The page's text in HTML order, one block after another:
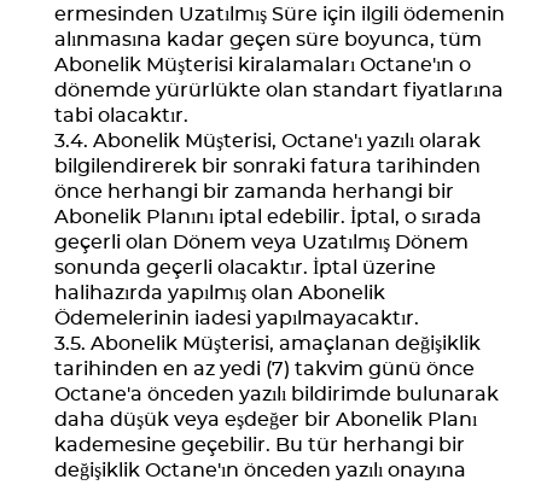
ermesinden Uzatılmış Süre için ilgili ödemenin
alınmasına kadar geçen süre boyunca, tüm
Abonelik Müşterisi kiralamaları Octane'ın o
dönemde yürürlükte olan standart fiyatlarına
tabi olacaktır.
Abonelik Müşterisi, Octane'ı yazılı olarak
bilgilendirerek bir sonraki fatura tarihinden
önce herhangi bir zamanda herhangi bir
Abonelik Planını iptal edebilir. İptal, o sırada
geçerli olan Dönem veya Uzatılmış Dönem
sonunda geçerli olacaktır. İptal üzerine
halihazırda yapılmış olan Abonelik
Ödemelerinin iadesi yapılmayacaktır.
Abonelik Müşterisi, amaçlanan değişiklik
tarihinden en az yedi (7) takvim günü önce
Octane'a önceden yazılı bildirimde bulunarak
daha düşük veya eşdeğer bir Abonelik Planı
kademesine geçebilir. Bu tür herhangi bir
değişiklik Octane'ın önceden yazılı onayına